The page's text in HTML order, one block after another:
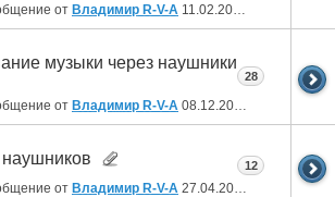
от Владимир R-V-A 11.02.2024
музыки через наушники
от Владимир R-V-A 08.12.2023
28
от Владимир R-V-A 27.04.2023
12